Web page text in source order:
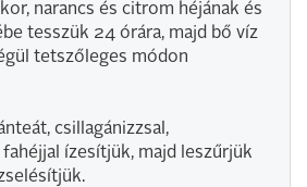
narancs és citrom héjának és
tesszük 24 órára, majd bő víz
tetszőleges módon
csillagánizzsal,
ízesítjük, majd leszűrjük